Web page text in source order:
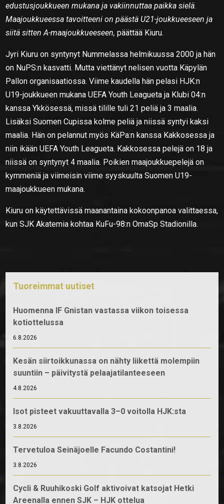
edustusjoukkueen mukana ja vakiinnuttaa paikka sielä.
Maajoukkueessa tavoitteeni on päästä U21-joukkueeseen ja
siitä sitten A-maajoukkueeseen, päättää Kiuru.
Jyri Kiuru on syntynyt Nummelassa helmikuussa 2000 ja hän
on NuPS:n kasvatti. Mutta viettänyt nelisen vuotta Käpylän
Pallon organisaatiossa. Viime kaudella hän pelasi HJK:n
U19-joukkueen mukana UEFA Youth Leagueta ja Klubi 04:n
kanssa Ykkösessä, missä tilille tuli 21 peliä ja 3 maalia.
Lisäksi Suomen Cupissa kolme peliä ja niissä syntyi kaksi
maalia. Hän on pelannut myös KäPa:n kanssa Kakkosessa ja
niin ikään UEFA Youth Leagueta. Kakkosessa pelejä on 18 ja
niissä on syntynyt 4 maalia. Poikien maajoukkuepelejä on
kymmeniä ja viimeisin viime syyskuulta Suomen U19-
maajoukkueen mukana.
Kiuru on käytettävissä maanantaina kokoonpanoa valittaessa,
kun SJK Akatemia kohtaa KuFu-98:n OmaSp Stadionilla.
Tuoreimmat uutiset
Huomenna IF Gnistan vastassa viikon toisessa
kotiottelussa
6.8.2026
Kesän siirtoikkunassa on nähty liikettä molempiin
suuntiin – päivitystä pelaajatilanteeseen
4.8.2026
Isot pisteet vakuuttavalla 3–0 voitolla HJK:sta
3.8.2026
Tervetuloa Seinäjoelle Facundo Costantini!
3.8.2026
Cycli & Ruuhikoski Golf aktivoivat katsojat Hetki
Areenalla ennen SJK – HJK ottelua